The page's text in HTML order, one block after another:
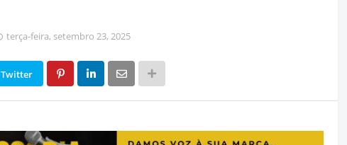
terça-feira, setembro 23, 2025
Twitter